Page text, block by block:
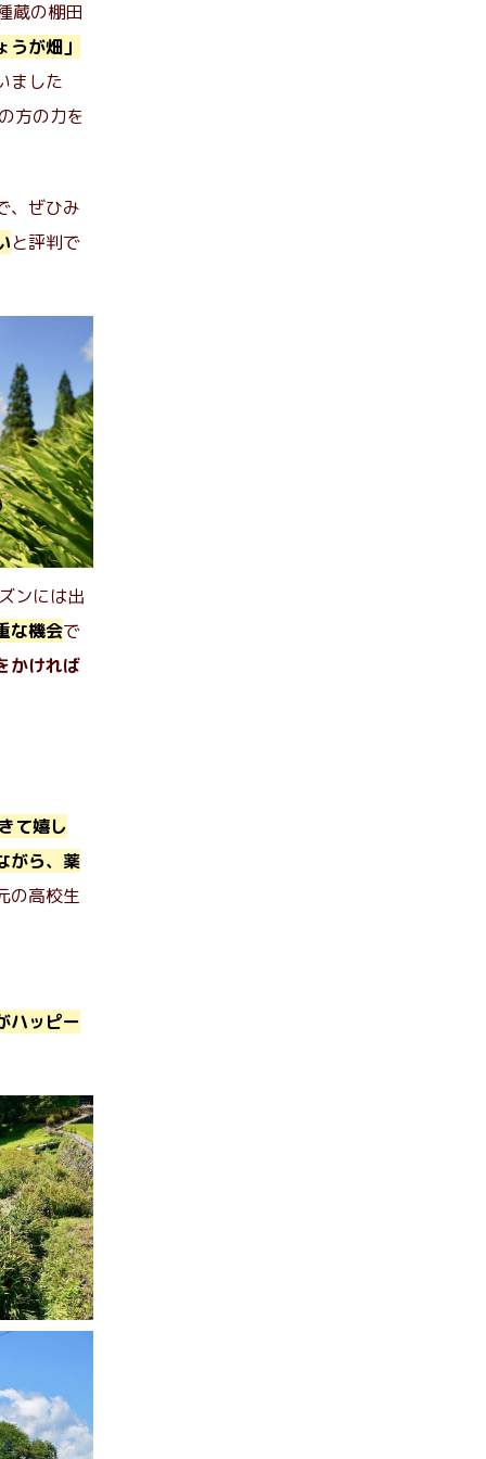
蔵の棚田
が畑」
ました
方の力を
、ぜひみ
と評判で
ンには出
な機会で
かければ
て嬉し
がら、薬
の高校生
ハッピー